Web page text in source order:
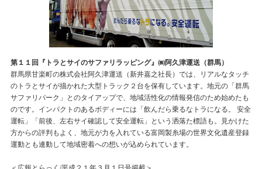
第１１回『トラとサイのサファリラッピング』㈱阿久津運送（群馬）
群馬県甘楽町の株式会社阿久津運送（新井嘉之社長）では、リアルなタッチ
のトラとサイが描かれた大型トラック２台を保有しています。地元の「群馬
サファリパーク」とのタイアップで、地域活性化の情報発信のため始めたも
のです。インパクトのあるボディーには「飲んだら乗るなトラになる。 安全
運転」「前後、左右サイ確認して安全運転」という洒落た標語も。見かけた
方からの評判もよく、地元が力を入れている富岡製糸場の世界文化遺産登録
運動とも連動して地域密着への想いが込められています。